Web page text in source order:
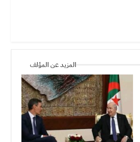
المزيد عن المؤلف